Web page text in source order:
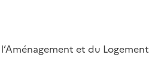
et du Logement